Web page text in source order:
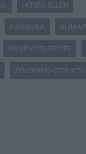
HŐSÉG ELLEN
KÁNIKULA
NÖVÉNYTELEPÍTÉS